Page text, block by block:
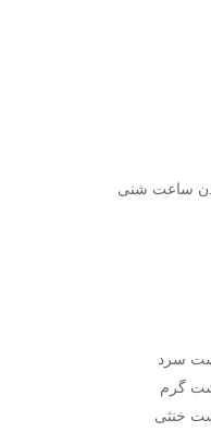
ساعت شنی
سرد
گرم
خنثی